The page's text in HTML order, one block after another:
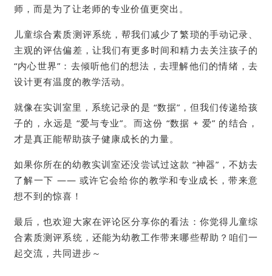
师，而是为了让老师的专业价值更突出。
儿童综合素质测评系统，帮我们减少了繁琐的手动记录、
主观的评估偏差，让我们有更多时间和精力去关注孩子的
“内心世界”：去倾听他们的想法，去理解他们的情绪，去
设计更有温度的教学活动。
就像在实训室里，系统记录的是 “数据”，但我们传递给孩
子的，永远是 “爱与专业”。而这份 “数据 + 爱” 的结合，
才是真正能帮助孩子健康成长的力量。
如果你所在的幼教实训室还没尝试过这款 “神器”，不妨去
了解一下 —— 或许它会给你的教学和专业成长，带来意
想不到的惊喜！
最后，也欢迎大家在评论区分享你的看法：你觉得儿童综
合素质测评系统，还能为幼教工作带来哪些帮助？咱们一
起交流，共同进步～